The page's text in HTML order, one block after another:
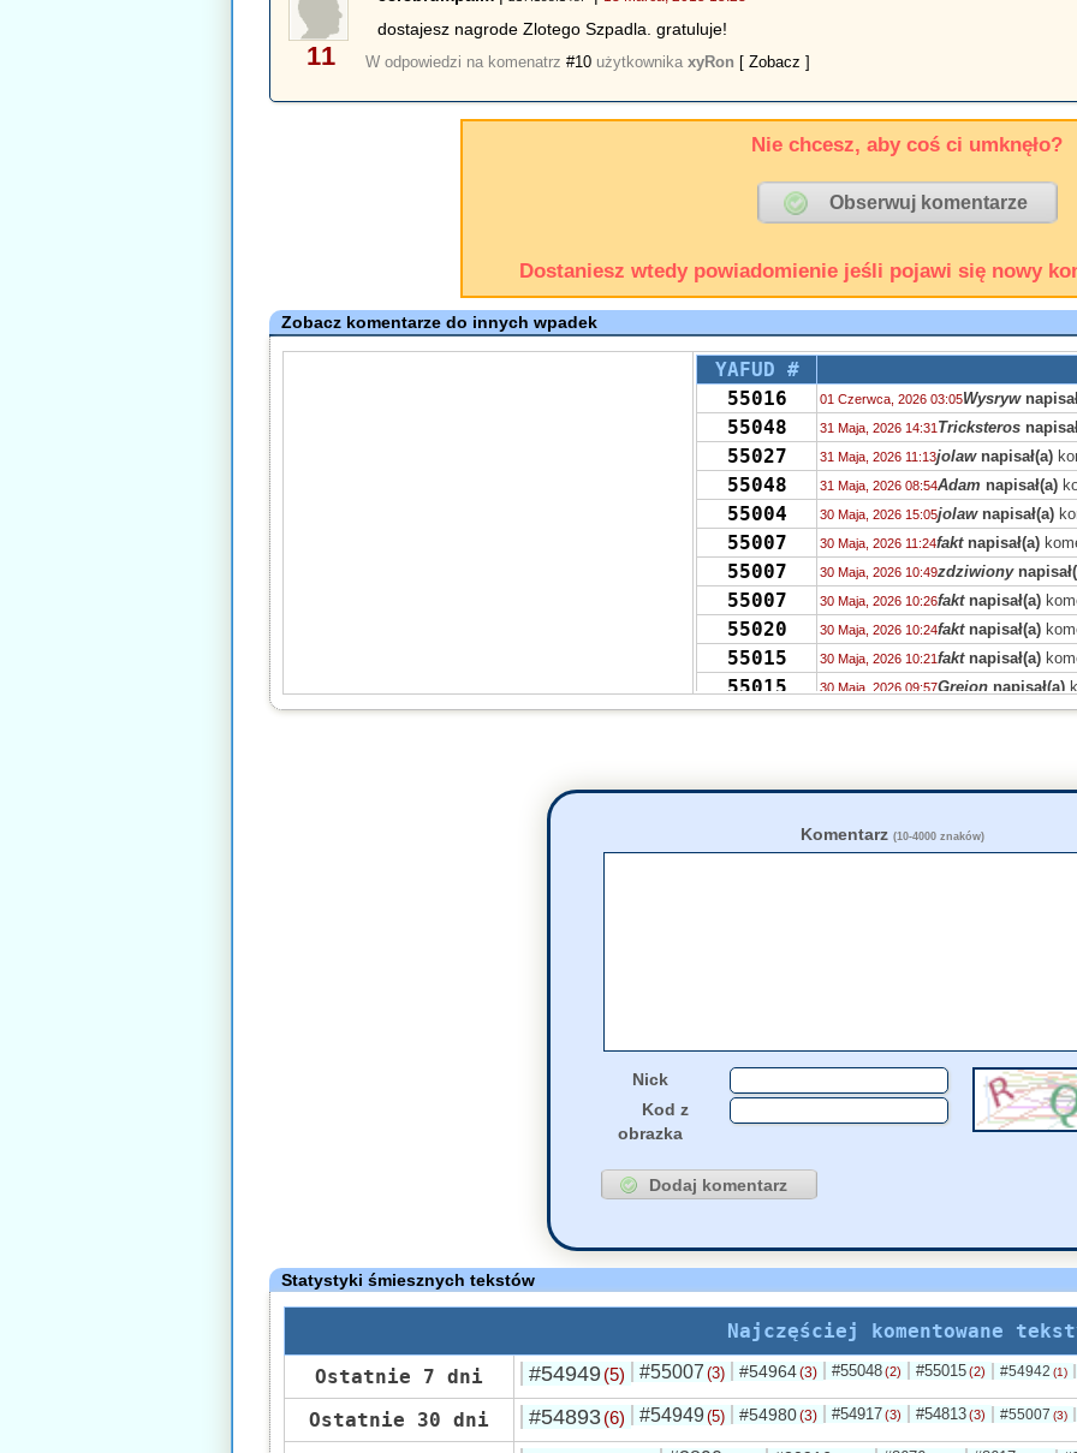
11
dostajesz nagrode Zlotego Szpadla. gratuluje!
W odpowiedzi na komenatrz#10 użytkownikaxyRon [ Zobacz ]
Nie chcesz, aby coś ci umknęło?
Dostaniesz wtedy powiadomienie jeśli pojawi się nowy
Zobacz komentarze do innych wpadek
YAFUD #
55016
01 Czerwca, 2026 03:05Wysryw
55048 31 Maja, 2026 14:31 Tricksteros
55027 31 Maja, 2026 11:13jolawnapisał(a)
55048 31 Maja, 2026 08:54Adam napisał(a)
55004 30 Maja, 2026 15:05jolawnapisał(a)
55007 30 Maja, 2026 11:24faktnapisał(a)
55007 30 Maja, 2026 10:49zdziwiony
55007 30 Maja, 2026 10:26faktnapisał(a)
55020 30 Maja, 2026 10:24faktnapisał(a)
55015 30 Maja, 2026 10:21faktnapisał(a)
55015 30 Maja, 2026 09:57Grejon napisał(a)
55042 29 Maja, 2026 20:10zdziwiony
27 Maja, 2026 22:19 jolawnapisał(a)
54949
Komentarz (10-4000 znaków)
Nick
Kod z
obrazka
Statystyki śmiesznych tekstów
Najczęściej komentowane
Ostatnie 7 dni
#54949 (5) #55007 (3) #54964(3) #55048 (2) #55015 (2) #54942 (1)
Ostatnie 30 dni #54893 (6) #54949(5) #54980(3) #54917 (3) #54813 (3) #55007 (3)